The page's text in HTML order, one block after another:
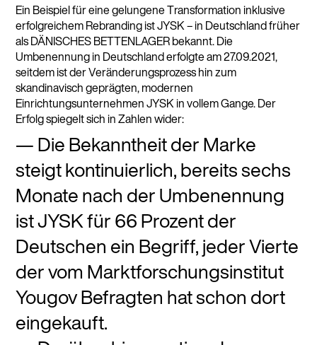
Ein Beispiel für eine gelungene Transformation inklusive
erfolgreichem Rebranding ist JYSK – in Deutschland früher
als DÄNISCHES BETTENLAGER bekannt. Die
Umbenennung in Deutschland erfolgte am 27.09.2021,
seitdem ist der Veränderungsprozess hin zum
skandinavisch geprägten, modernen
Einrichtungsunternehmen JYSK in vollem Gange. Der
Erfolg spiegelt sich in Zahlen wider:
Die Bekanntheit der Marke
steigt kontinuierlich, bereits sechs
Monate nach der Umbenennung
ist JYSK für 66 Prozent der
Deutschen ein Begriff, jeder Vierte
der vom Marktforschungsinstitut
Yougov Befragten hat schon dort
eingekauft.